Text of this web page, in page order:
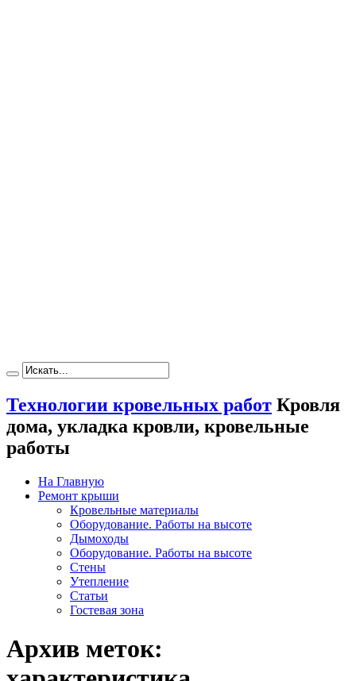
Технологии кровельных работ Кровля
дома, укладка кровли, кровельные
работы
На Главную
Ремонт крыши
Кровельные материалы
Оборудование. Работы на высоте
Дымоходы
Оборудование. Работы на высоте
Стены
Утепление
Статьи
Гостевая зона
Архив меток: